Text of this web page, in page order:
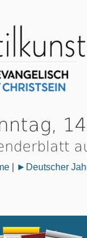
►Deutscher